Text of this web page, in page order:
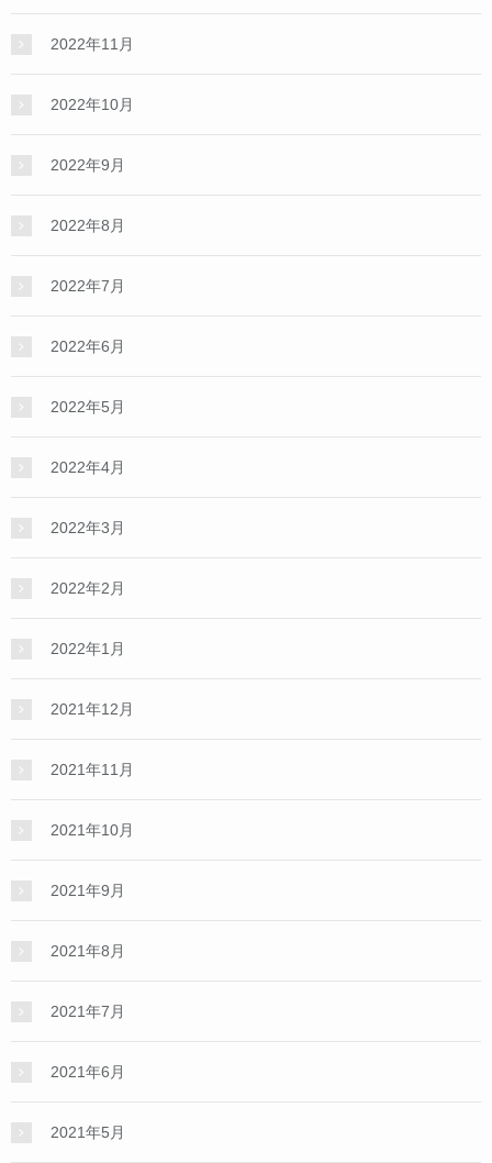
2022年11月
2022年10月
2022年9月
2022年8月
2022年7月
2022年6月
2022年5月
2022年4月
2022年3月
2022年2月
2022年1月
2021年12月
2021年11月
2021年10月
2021年9月
2021年8月
2021年7月
2021年6月
2021年5月